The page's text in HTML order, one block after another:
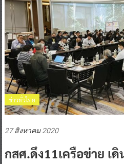
ข่าวทั่วไทย
27 สิงหาคม 2020
กสศ.ดึง11เครือข่าย เดิ